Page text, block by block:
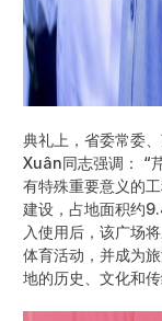
典礼上，省委常委
Xuân同志强调： “
有特殊重要意义的
建设，占地面积约
入使用后，该广场
体育活动，并成为
地的历史、文化和